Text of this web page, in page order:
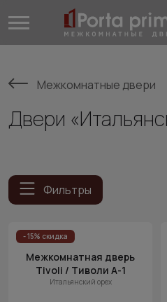
Межкомнатные двери
Двери
Фильтры
- 15% скидка
Межкомнатная дверь
Tivoli / Тиволи А-1
Итальянский орех